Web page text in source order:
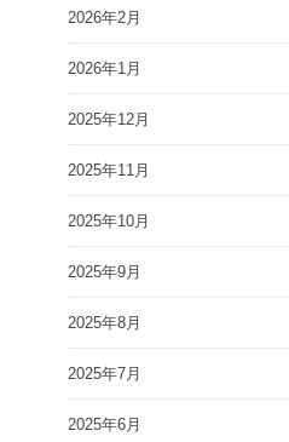
2026年2月
2026年1月
2025年12月
2025年11月
2025年10月
2025年9月
2025年8月
2025年7月
2025年6月